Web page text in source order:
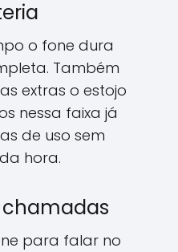
o fone dura
Também
extras o estojo
nessa faixa já
de uso sem
hora.
para falar no